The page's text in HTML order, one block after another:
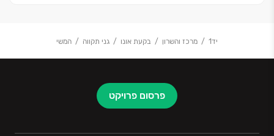
יד1 מרכז והשרון בקעת אונו גני תקווה המשי
פרסום פרויקט